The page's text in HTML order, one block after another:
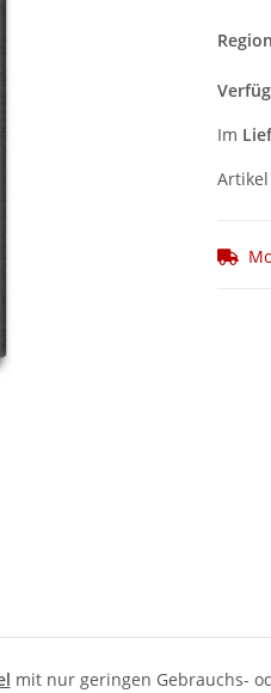
Im
mit nur geringen Gebrauchs-